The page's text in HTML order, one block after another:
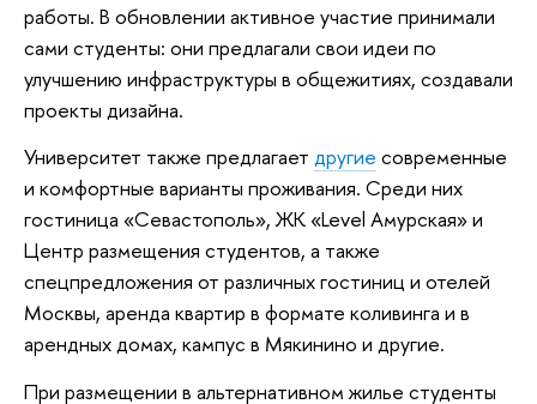
работы. В обновлении активное участие принимали
сами студенты: они предлагали свои идеи по
улучшению инфраструктуры в общежитиях, создавали
проекты дизайна.
Университет также предлагает другие современные
и комфортные варианты проживания. Среди них
гостиница «Севастополь», ЖК «Level Амурская» и
Центр размещения студентов, а также
спецпредложения от различных гостиниц и отелей
Москвы, аренда квартир в формате коливинга и в
арендных домах, кампус в Мякинино и другие.
При размещении в альтернативном жилье студенты